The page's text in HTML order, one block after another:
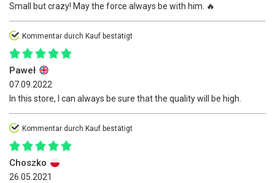
Small but crazy! May the force always be with him. 🔥
Kommentar durch Kauf bestätigt
Paweł
07.09.2022
In this store, I can always be sure that the quality will be high.
Kommentar durch Kauf bestätigt
Choszko
26.05.2021